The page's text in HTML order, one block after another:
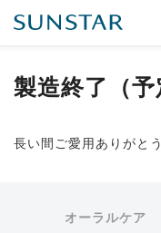
製造終了（
長い間ご愛用ありがと
オーラルケア